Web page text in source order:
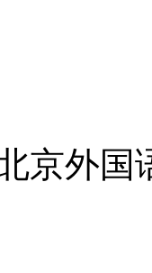
京外